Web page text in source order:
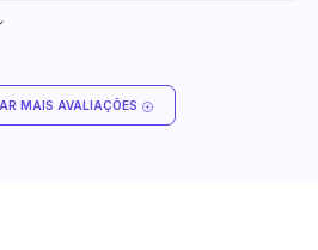
MAIS AVALIAÇÕES